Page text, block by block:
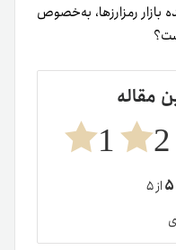
بازار رمزارزها، به‌خصوص
مقاله
2
1
۵از ۵